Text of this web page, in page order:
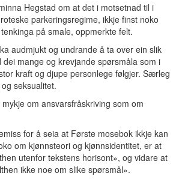
Hegstad om at det i motsetnad til i
parkeringsregime, ikkje finst noko
på smale, oppmerkte felt.
audmjukt og undrande å ta over ein slik
mange og krevjande spørsmåla som i
kraft og djupe personlege følgjer. Særleg
seksualitet.
om ansvarsfråskriving som om
for å seia at Første mosebok ikkje kan
om kjønnsteori og kjønnsidentitet, er at
utenfor tekstens horisont», og vidare at
ikke noe om slike spørsmål».